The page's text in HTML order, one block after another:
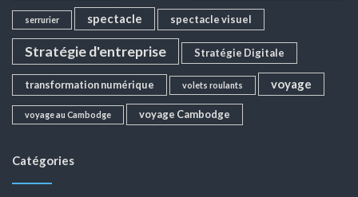
serrurier spectacle spectacle visuel
Stratégie d'entreprise Stratégie Digitale
transformation numérique volets roulants voyage
voyage au Cambodge voyage Cambodge
Catégories